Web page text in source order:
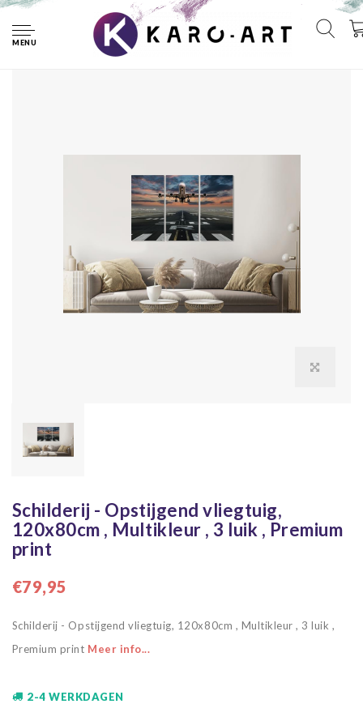
MENU
Schilderij - Opstijgend vliegtuig, 120x80cm , Multikleur , 3
luik , Premium print
Schilderij - Opstijgend vliegtuig,
120x80cm , Multikleur , 3 luik , Premium
print
€79,95
Schilderij - Opstijgend vliegtuig, 120x80cm , Multikleur , 3 luik ,
Premium print Meer info...
2-4 WERKDAGEN